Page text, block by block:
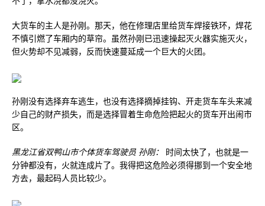
大货车的主人是孙刚。那天，他在修理店里给货车焊接铁环，焊花
不慎引燃了车厢内的草帘。虽然孙刚已迅速操起灭火器实施灭火，
但火势却不见减弱，反而快速蔓延成一个巨大的火团。
孙刚没有选择弃车逃生，也没有选择摘掉挂钩、开走货车车头来减
少自己的财产损失，而是选择冒着生命危险把起火的货车开出闹市
区。
黑龙江省双鸭山市个体货车驾驶员 孙刚：
时间太快了，也就是一
分钟都没有，火就连成片了。我得把这危险必须得挪到一个安全地
方去，最起码人员比较少。